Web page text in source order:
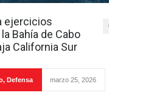
ejercicios
Bahía de Cabo
California Sur
0
, Defensa marzo 25, 2026